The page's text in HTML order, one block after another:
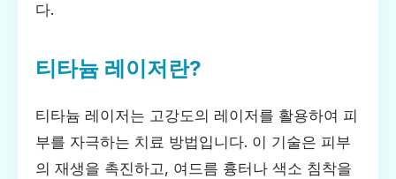
다.
티타늄 레이저란?
티타늄 레이저는 고강도의 레이저를 활용하여 피
부를 자극하는 치료 방법입니다. 이 기술은 피부
의 재생을 촉진하고, 여드름 흉터나 색소 침착을